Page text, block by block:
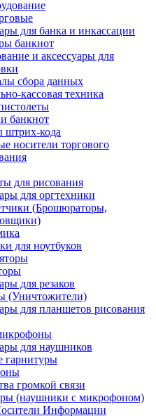
для банка и инкассации
банкнот
и аксессуары для
сбора данных
кассовая техника
банкнот
штрих-кода
носители торгового
для рисования
для оргтехники
(Брошюраторы,
для ноутбуков
для резаков
(Уничтожители)
для планшетов рисования
для наушников
гарнитуры
громкой связи
(наушники с микрофоном)
Информации